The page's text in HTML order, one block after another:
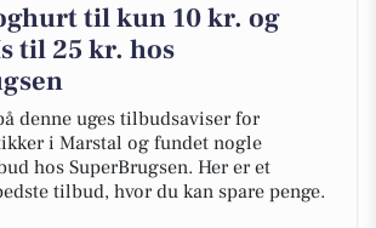
til kun 10 kr. og
til 25 kr. hos
denne uges tilbudsaviser for
i Marstal og fundet nogle
hos SuperBrugsen. Her er et
tilbud, hvor du kan spare penge.